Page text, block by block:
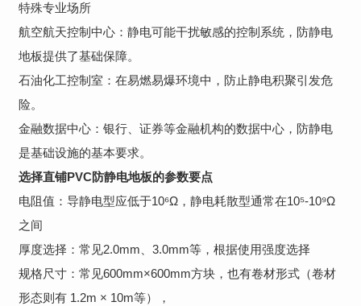
特殊专业场所
航空航天控制中心：静电可能干扰敏感的控制系统，防静电
地板提供了基础保障。
石油化工控制室：在易燃易爆环境中，防止静电积聚引发危
险。
金融数据中心：银行、证券等金融机构的数据中心，防静电
是基础设施的基本要求。
选择直铺PVC防静电地板的参数要点
电阻值：导静电型应低于10⁶Ω，静电耗散型通常在10⁵-10⁹Ω
之间
厚度选择：常见2.0mm、3.0mm等，根据使用强度选择
规格尺寸：常见600mm×600mm方块，也有卷材形式（卷材
形态则有 1.2m × 10m等），